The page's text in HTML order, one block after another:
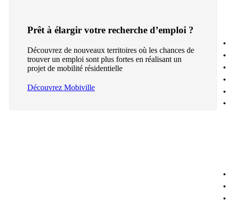
Prêt à élargir votre recherche d’emploi ?
Découvrez de nouveaux territoires où les chances de
trouver un emploi sont plus fortes en réalisant un
projet de mobilité résidentielle
Découvrez Mobiville